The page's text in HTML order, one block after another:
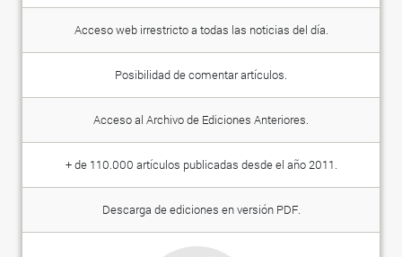
Acceso web irrestricto a todas las noticias del día.
Posibilidad de comentar artículos.
Acceso al Archivo de Ediciones Anteriores.
+ de 110.000 artículos publicadas desde el año 2011.
Descarga de ediciones en versión PDF.